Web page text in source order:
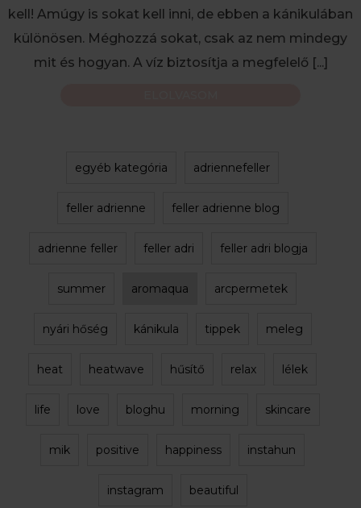
kell! Amúgy is sokat kell inni, de ebben a kánikulában
különösen. Méghozzá sokat, csak az nem mindegy
mit és hogyan. A víz biztosítja a megfelelő [...]
egyéb kategória adriennefeller
feller adrienne feller adrienne blog
adrienne feller feller adri feller adri blogja
summer aromaqua arcpermetek
nyári hőség kánikula tippek meleg
heat heatwave hűsítő relax lélek
life love bloghu morning skincare
mik positive happiness instahun
instagram beautiful